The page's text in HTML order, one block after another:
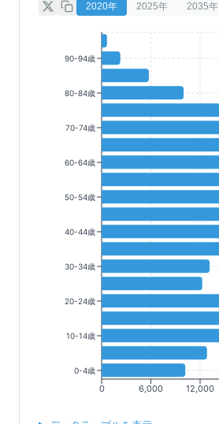
2020年 2025年 2035年
0 6,000 12,000
90-94歳
80-84歳
70-74歳
60-64歳
50-54歳
40-44歳
30-34歳
20-24歳
10-14歳
0-4歳